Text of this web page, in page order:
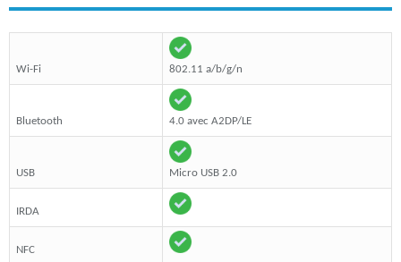
Wi-Fi 802.11 a/b/g/n
Bluetooth 4.0 avec A2DP/LE
USB Micro USB 2.0
IRDA
NFC